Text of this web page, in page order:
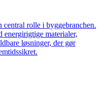
central rolle i byggebranchen.
energirigtige materialer,
løsninger, der gør